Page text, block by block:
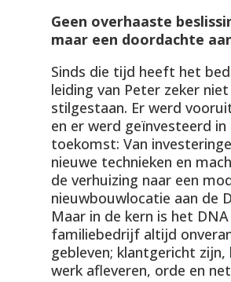
Geen overhaaste
maar een doordachte
Sinds die tijd heeft het
leiding van Peter zeker niet
stilgestaan. Er werd
en er werd geïnvesteerd in
toekomst: Van
nieuwe technieken en
de verhuizing naar een
nieuwbouwlocatie aan de
Maar in de kern is het
familiebedrijf altijd
gebleven; klantgericht
werk afleveren, orde en